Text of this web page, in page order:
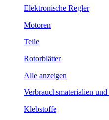
Elektronische Regler
Motoren
Teile
Rotorblätter
Alle anzeigen
Verbrauchsmaterialien
Klebstoffe